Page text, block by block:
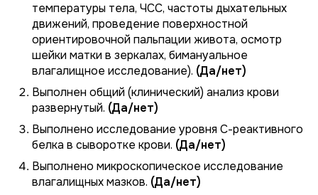
температуры тела, ЧСС, частоты дыхательных
движений, проведение поверхностной
ориентировочной пальпации живота, осмотр
шейки матки в зеркалах, бимануальное
влагалищное исследование). (Да/нет)
Выполнен общий (клинический) анализ крови
развернутый. (Да/нет)
Выполнено исследование уровня С-реактивного
белка в сыворотке крови. (Да/нет)
Выполнено микроскопическое исследование
влагалищных мазков. (Да/нет)